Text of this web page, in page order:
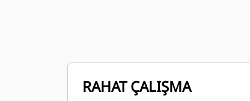
RAHAT ÇALIŞMA